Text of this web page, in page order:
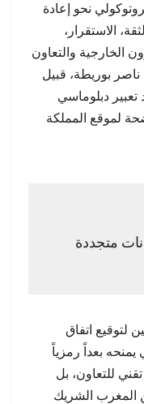
نحو إعادة
الاستقرار،
الخارجية والتعاون
ناصر بوريطة، قبيل
دبلوماسي
لموقع المملكة
متجددة
لتوقيع اتفاق
يمنحه بعداً رمزياً
للتعاون، بل
المغرب الشريك